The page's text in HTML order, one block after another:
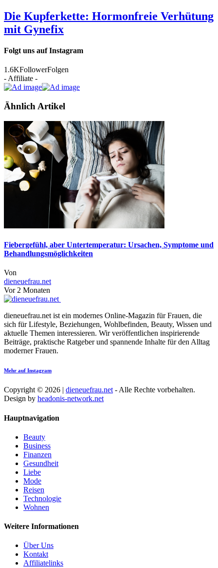
Die Kupferkette: Hormonfreie Verhütung
mit Gynefix
Folgt uns auf Instagram
1.6KFollowerFolgen
- Affiliate -
Ähnlich Artikel
Fiebergefühl, aber Untertemperatur: Ursachen, Symptome und
Behandlungsmöglichkeiten
Von
dieneuefrau.net
Vor 2 Monaten
dieneuefrau.net ist ein modernes Online-Magazin für Frauen, die
sich für Lifestyle, Beziehungen, Wohlbefinden, Beauty, Wissen und
aktuelle Themen interessieren. Wir veröffentlichen inspirierende
Beiträge, praktische Ratgeber und spannende Inhalte für den Alltag
moderner Frauen.
Mehr auf Instagram
Copyright © 2026 | dieneuefrau.net - Alle Rechte vorbehalten.
Design by headonis-network.net
Hauptnavigation
Beauty
Business
Finanzen
Gesundheit
Liebe
Mode
Reisen
Technologie
Wohnen
Weitere Informationen
Über Uns
Kontakt
Affiliatelinks